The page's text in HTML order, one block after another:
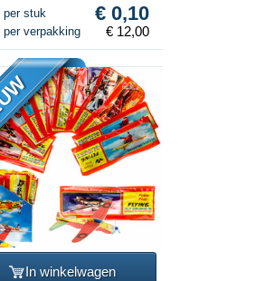
per stuk € 0,10
per verpakking € 12,00
In winkelwagen